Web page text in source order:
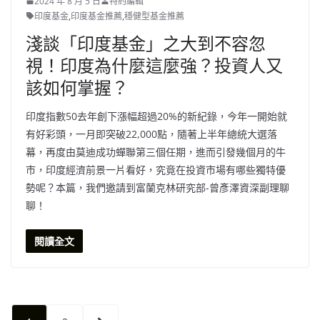
印度基金,印度基金推薦,穩健型基金推薦
淺談「印度基金」之大到不容忽
視！印度為什麼這麼強？投資人又
該如何掌握？
印度指數50去年創下漲幅超過20%的新紀錄，今年一開始就
有好彩頭，一月即突破22,000點，隨著上半年總統大選落
幕，再度由莫迪成功蟬聯第三個任期，進而引發幾個月的牛
市，印度經濟前景一片看好，究竟在投資市場有哪些獨特優
勢呢？本篇，我們邀請到富蘭克林研究部-曾彥澤資深副理聊
聊！
閱讀全文